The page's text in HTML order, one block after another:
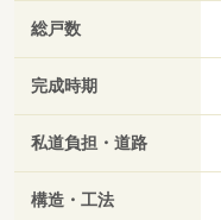
総戸数
完成時期
私道負担・道路
構造・工法